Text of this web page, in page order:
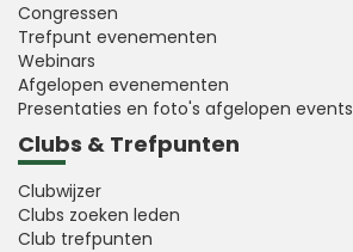
Congressen
Trefpunt evenementen
Webinars
Afgelopen evenementen
Presentaties en foto's afgelopen events
Clubs & Trefpunten
Clubwijzer
Clubs zoeken leden
Club trefpunten